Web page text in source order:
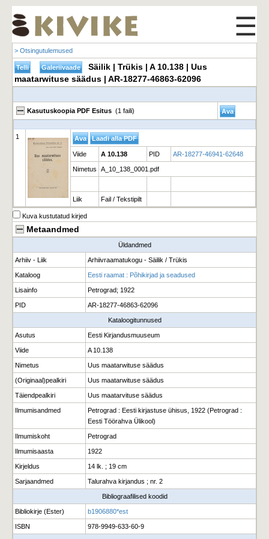
☰
> Otsingutulemused
Säilik | Trükis | A 10.138 | Uus
maatarwituse säädus | AR-18277-46863-62096
Kasutuskoopia PDF Esitus (1 faili)
1
Viide A 10.138 PID AR-18277-46941-62648
Nimetus A_10_138_0001.pdf
Liik Fail / Tekstipilt
Kuva kustutatud kirjed
Metaandmed
Üldandmed
Arhiiv - Liik Arhiivraamatukogu - Säilik / Trükis
Kataloog Eesti raamat : Põhikirjad ja seadused
Lisainfo Petrograd; 1922
PID AR-18277-46863-62096
Kataloogitunnused
Asutus Eesti Kirjandusmuuseum
Viide A 10.138
Nimetus Uus maatarwituse säädus
(Originaal)pealkiri Uus maatarwituse säädus
Täiendpealkiri Uus maatarvituse säädus
Ilmumisandmed
Petrograd : Eesti kirjastuse ühisus, 1922 (Petrograd :
Eesti Töörahva Ülikool)
Ilmumiskoht Petrograd
Ilmumisaasta 1922
Kirjeldus 14 lk. ; 19 cm
Sarjaandmed Talurahva kirjandus ; nr. 2
Bibliograafilised koodid
Bibliokirje (Ester) b1906880*est
ISBN 978-9949-633-60-9